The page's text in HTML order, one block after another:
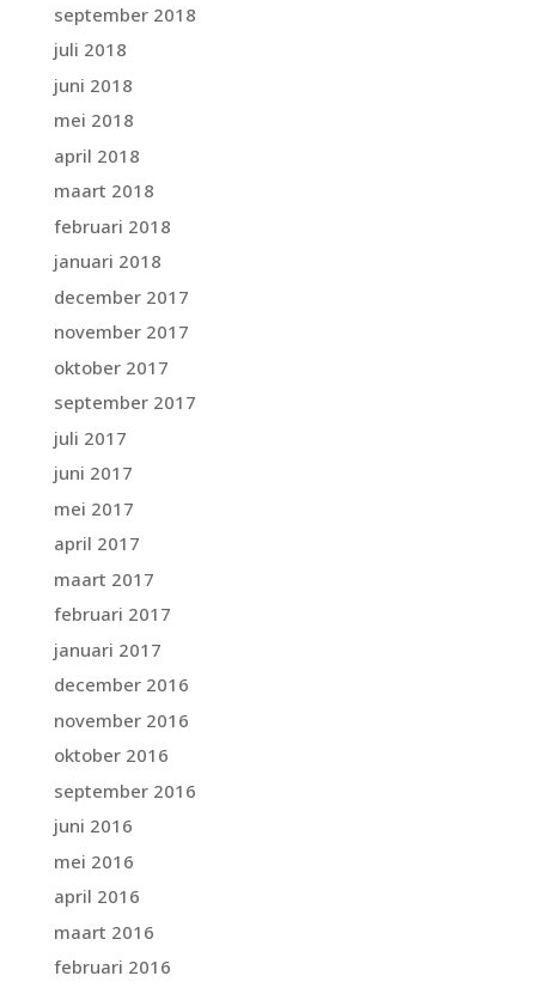
september 2018
juli 2018
juni 2018
mei 2018
april 2018
maart 2018
februari 2018
januari 2018
december 2017
november 2017
oktober 2017
september 2017
juli 2017
juni 2017
mei 2017
april 2017
maart 2017
februari 2017
januari 2017
december 2016
november 2016
oktober 2016
september 2016
juni 2016
mei 2016
april 2016
maart 2016
februari 2016